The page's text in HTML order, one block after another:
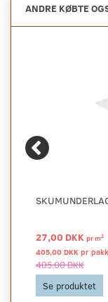
ANDRE KØBTE
27,00 DKK prm2
405,00 DKK pr
405,00 DKK
Se produktet